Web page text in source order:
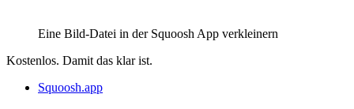
Eine Bild-Datei in der Squoosh App verkleinern
Kostenlos. Damit das klar ist.
Squoosh.app